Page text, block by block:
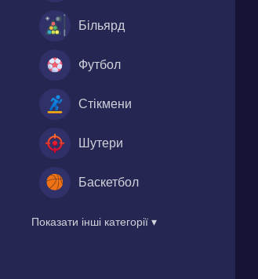
Більярд
Футбол
Стікмени
Шутери
Баскетбол
Показати інші категорії ▾